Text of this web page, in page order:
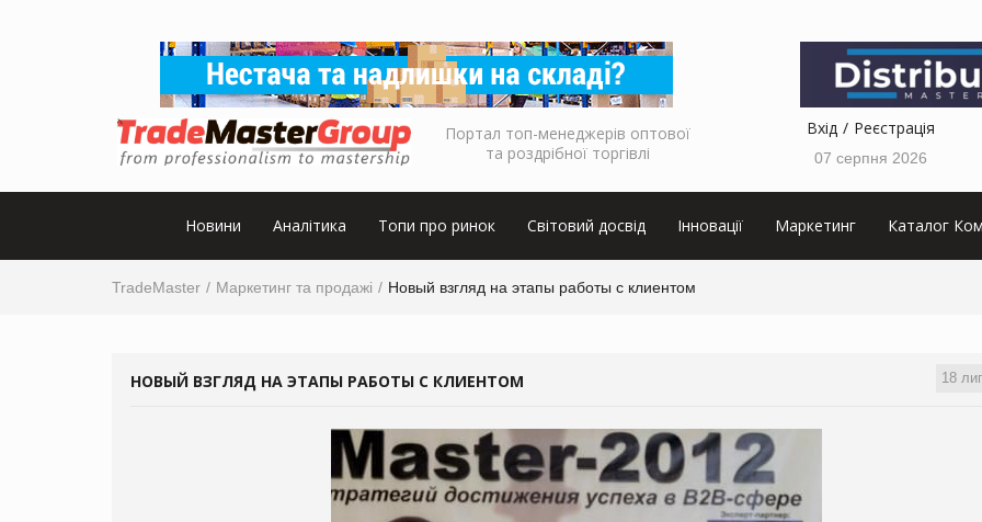
Портал топ-менеджерів оптової
та роздрібної торгівлі
Вхід Реєстрація
07 серпня 2026
Новини Аналітика Топи про ринок Світовий досвід Інновації Маркетинг Каталог
TradeMaster Маркетинг та продажі Новый взгляд на этапы работы с клиентом
18
НОВЫЙ ВЗГЛЯД НА ЭТАПЫ РАБОТЫ С КЛИЕНТОМ